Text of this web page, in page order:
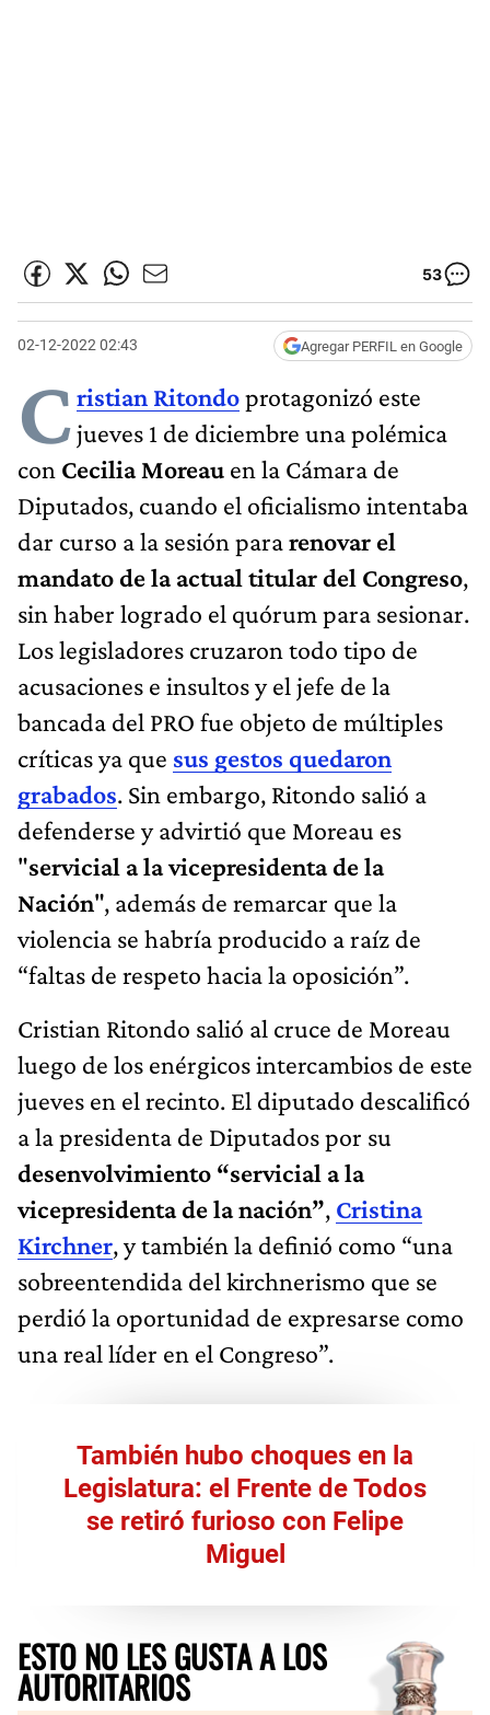
53
02-12-2022 02:43 Agregar PERFIL en Google
Cristian Ritondoprotagonizó este
jueves 1 de diciembre una polémica
con Cecilia Moreau en la Cámara de
Diputados, cuando el oficialismo intentaba
dar curso a la sesión pararenovar el
mandato de la actual titular del Congreso,
sin haber logrado el quórum para sesionar.
Los legisladores cruzaron todo tipo de
acusaciones e insultos y el jefe de la
bancada del PRO fue objeto de múltiples
críticas ya que sus gestos quedaron
grabados. Sin embargo, Ritondo salió a
defenderse y advirtió que Moreau es
"servicial a la vicepresidenta de la
Nación", además de remarcar que la
violencia se habría producido a raíz de
“faltas de respeto hacia la oposición”.
Cristian Ritondo salió al cruce de Moreau
luego de los enérgicos intercambios de este
jueves en el recinto. El diputado descalificó
a la presidenta de Diputados por su
desenvolvimiento “servicial a la
vicepresidenta de la nación”, Cristina
Kirchner, y también la definió como “una
sobreentendida del kirchnerismo que se
perdió la oportunidad de expresarse como
una real líder en el Congreso”.
También hubo choques en la
Legislatura: el Frente de Todos
se retiró furioso con Felipe
Miguel
ESTO NO LES GUSTA A LOS
AUTORITARIOS